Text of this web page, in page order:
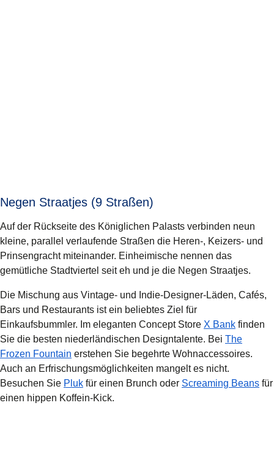
Negen Straatjes (9 Straßen)
Auf der Rückseite des Königlichen Palasts verbinden neun
kleine, parallel verlaufende Straßen die Heren-, Keizers- und
Prinsengracht miteinander. Einheimische nennen das
gemütliche Stadtviertel seit eh und je die Negen Straatjes.
Die Mischung aus Vintage- und Indie-Designer-Läden, Cafés,
Bars und Restaurants ist ein beliebtes Ziel für
Einkaufsbummler. Im eleganten Concept Store X Bank( Öffnet
finden
Sie die besten niederländischen Designtalente. Bei The
Frozen Fountain Öffnet einen neuen Tab)
erstehen Sie begehrte Wohnaccessoires.
Auch an Erfrischungsmöglichkeiten mangelt es nicht.
Besuchen Sie Pluk( Öffnet einen neuen Tab)
für einen Brunch oder Screaming Beans( für
einen hippen Koffein-Kick.